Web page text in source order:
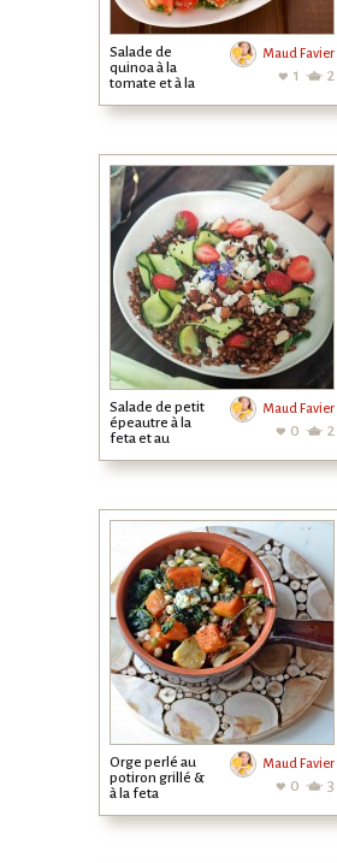
Salade de
quinoa à la
tomate et à la
Maud Favier
1 2
Salade de petit
épeautre à la
feta et au
Maud Favier
0 2
Orge perlé au
potiron grillé &
à la feta
Maud Favier
0 3